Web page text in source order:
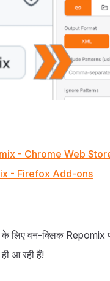
- Chrome Web
- Firefox Add-ons
के लिए वन-क्लिक Repomix
आ रही हैं!